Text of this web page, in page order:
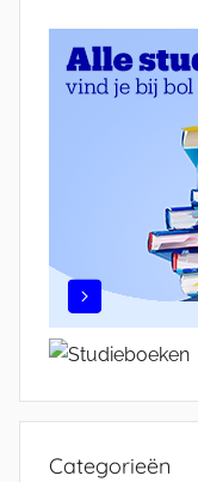
Categorieën